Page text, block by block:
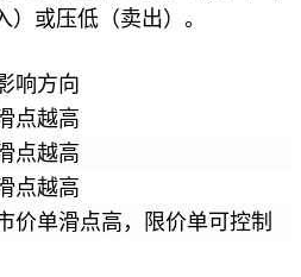
或压低（卖出）。
响方向
点越高
点越高
点越高
价单滑点高，限价单可控制